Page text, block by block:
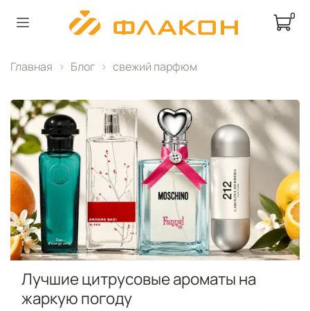
0
Главная Блог свежий парфюм
Лучшие цитрусовые ароматы на
жаркую погоду